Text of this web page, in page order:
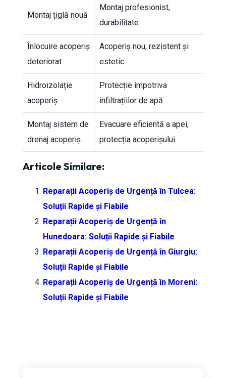
Montaj țiglă nouă
Montaj profesionist,
durabilitate
Înlocuire acoperiș
deteriorat
Acoperiș nou, rezistent și
estetic
Hidroizolație
acoperiș
Protecție împotriva
infiltrațiilor de apă
Montaj sistem de
drenaj acoperiș
Evacuare eficientă a apei,
protecția acoperișului
Articole Similare:
Reparații Acoperiș de Urgență în Tulcea:
Soluții Rapide și Fiabile
Reparații Acoperiș de Urgență în
Hunedoara: Soluții Rapide și Fiabile
Reparații Acoperiș de Urgență în Giurgiu:
Soluții Rapide și Fiabile
Reparații Acoperiș de Urgență în Moreni:
Soluții Rapide și Fiabile